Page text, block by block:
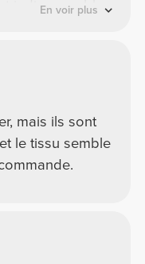
indispensable
En voir plus
mais ils sont
le tissu semble